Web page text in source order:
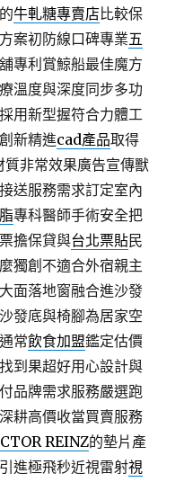
牛軋糖專賣店比較保
案初防線口碑專業五
專利賞鯨船最佳魔方
溫度與深度同步多功
採用新型握符合力體工
新精進cad產品取得
非常效果廣告宣傳獸
送服務需求訂定室內
專科醫師手術安全把
擔保貸與台北票貼民
獨創不適合外宿親主
面落地窗融合進沙發
發底與椅腳為居家空
常飲食加盟鑑定估價
到果超好用心設計與
品牌需求服務嚴選跑
耕高價收當買賣服務
REINZ的墊片產
進極飛秒近視雷射視